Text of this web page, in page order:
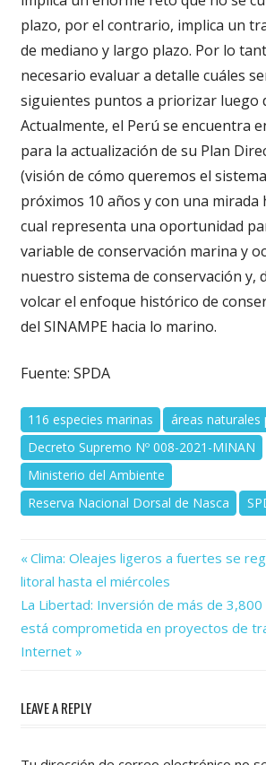
plazo, por el contrario, implica un
de mediano y largo plazo. Por lo
necesario evaluar a detalle cuáles
siguientes puntos a priorizar luego
Actualmente, el Perú se encuentra
para la actualización de su Plan
(visión de cómo queremos el
próximos 10 años y con una mirada
cual representa una oportunidad
variable de conservación marina y
nuestro sistema de conservación y,
volcar el enfoque histórico de
del SINAMPE hacia lo marino.
Fuente: SPDA
116 especies marinas
áreas naturales
Decreto Supremo Nº 008-2021-MINAN
Ministerio del Ambiente
Reserva Nacional Dorsal de Nasca
Navegación
de
entradas
Previous
Post:
Clima: Oleajes ligeros a fuertes se
litoral hasta el miércoles
Next
Post:
La Libertad: Inversión de más de
está comprometida en proyectos de
Internet
LEAVE A REPLY